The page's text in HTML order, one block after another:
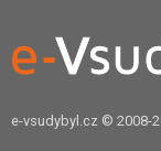
e-vsudybyl.cz © 2008-